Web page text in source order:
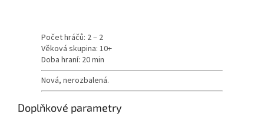
Počet hráčů: 2 – 2
Věková skupina: 10+
Doba hraní: 20 min
Nová, nerozbalená.
Doplňkové parametry